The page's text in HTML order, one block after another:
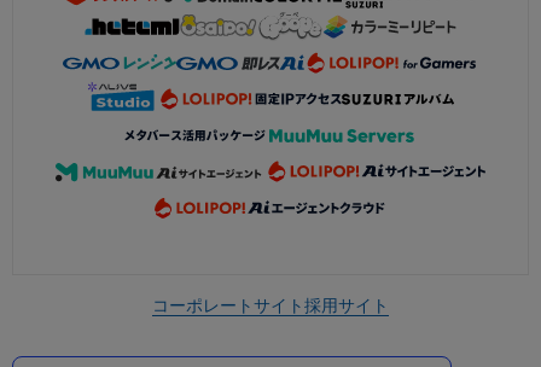
コーポレートサイト採用サイト